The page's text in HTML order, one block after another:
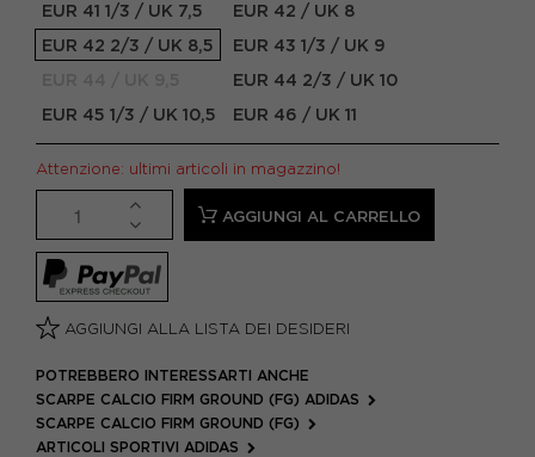
EUR 41 1/3 / UK 7,5
EUR 42 / UK 8
EUR 42 2/3 / UK 8,5
EUR 43 1/3 / UK 9
EUR 44 2/3 / UK 10
EUR 45 1/3 / UK 10,5
EUR 46 / UK 11
Attenzione: ultimi articoli in magazzino!
AGGIUNGI AL CARRELLO
AGGIUNGI ALLA LISTA DEI DESIDERI
POTREBBERO INTERESSARTI ANCHE
SCARPE CALCIO FIRM GROUND (FG) ADIDAS
SCARPE CALCIO FIRM GROUND (FG)
ARTICOLI SPORTIVI ADIDAS